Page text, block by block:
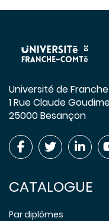
Université de
1 Rue Claude
25000 Besançon
CATALOGUE
Par diplômes